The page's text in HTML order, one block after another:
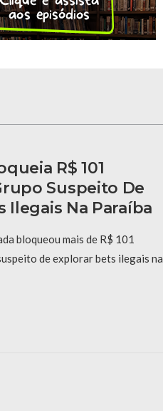
R$ 101
Suspeito De
Ilegais Na Paraíba
bloqueou mais de R$ 101
de explorar bets ilegais na